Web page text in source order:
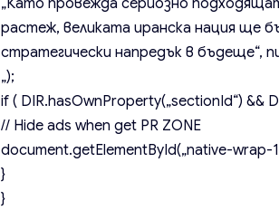
„Като провежда сериозно
растеж, великата иранска нация ще
стратегически напредък в бъдеще“,
„);
if ( DIR.hasOwnProperty(„sectionId“) &&
// Hide ads when get PR ZONE
document.getElementById(„native-wrap-
}
}